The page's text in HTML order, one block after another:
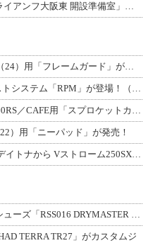
）用「ニーパッド」が発売！
TERRA TR27」がカスタムジ